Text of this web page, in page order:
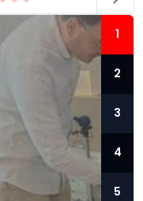
1
2
3
4
5